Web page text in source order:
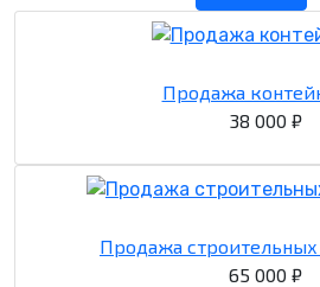
Продажа
38 000 ₽
Продажа
65 000 ₽